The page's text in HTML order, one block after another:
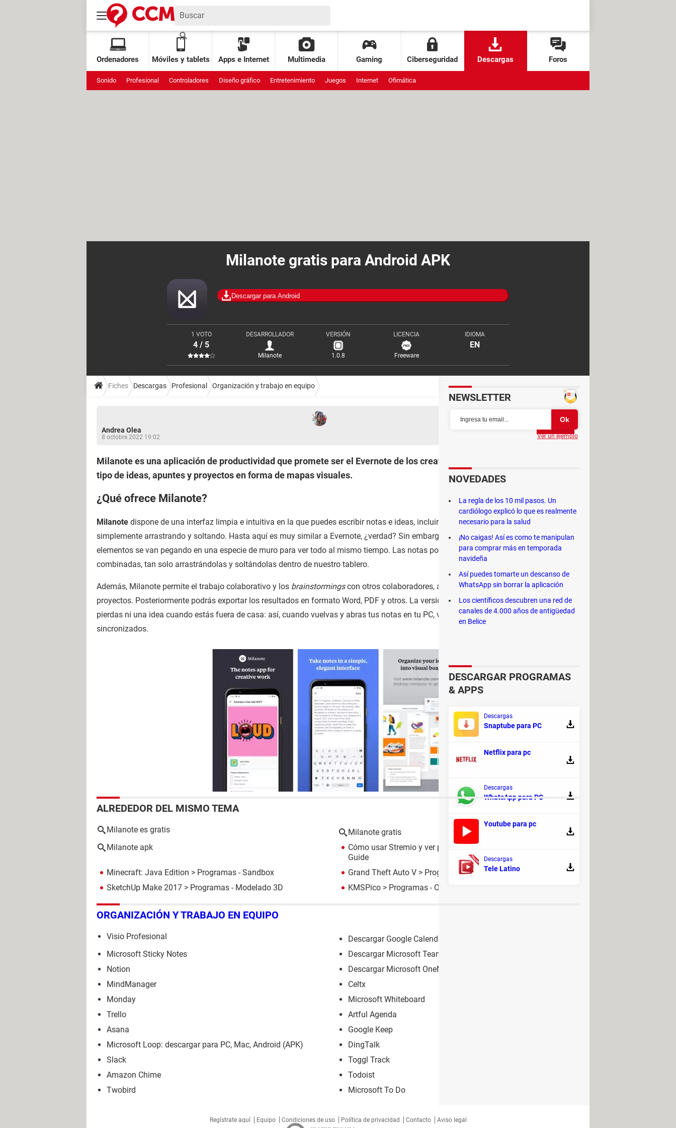
Ordenadores Móviles y tablets Apps e Internet Multimedia Gaming Ciberseguridad Descargas Foros
Sonido Profesional Controladores Diseño gráfico Entretenimiento Juegos Internet Ofimática
Milanote gratis para Android APK
Descargar para Android
1 VOTO
4 / 5
DESARROLLADOR
Milanote
VERSIÓN
1.0.8
LICENCIA
Freeware
IDIOMA
EN
Fiches Descargas Profesional Organización y trabajo en equipo
Andrea Olea
8 octobre 2022 19:02
Partager
Milanote es una aplicación de productividad que promete ser el Evernote de los creativos, ya que permite incluir todo
tipo de ideas, apuntes y proyectos en forma de mapas visuales.
¿Qué ofrece Milanote?
Milanote dispone de una interfaz limpia e intuitiva en la que puedes escribir notas e ideas, incluir enlaces, cargar imágenes, etc.,
simplemente arrastrando y soltando. Hasta aquí es muy similar a Evernote, ¿verdad? Sin embargo, la novedad radica en que todos esos
elementos se van pegando en una especie de muro para ver todo al mismo tiempo. Las notas podrán ser unidas, separadas o
combinadas, tan solo arrastrándolas y soltándolas dentro de nuestro tablero.
Además, Milanote permite el trabajo colaborativo y los brainstormingscon otros colaboradores, así como decidir quién ve qué
proyectos. Posteriormente podrás exportar los resultados en formato Word, PDF y otros. La versión app móvil está pensada para que no
pierdas ni una idea cuando estás fuera de casa: así, cuando vuelvas y abras tus notas en tu PC, verás todos los nuevos contenidos
sincronizados.
ALREDEDOR DEL MISMO TEMA
Milanote es gratis
Milanote gratis
Milanote apk
Cómo usar Stremio y ver películas gratis: en español, online
Guide
Minecraft: Java Edition > Programas - Sandbox Grand Theft Auto V > Programas - Acción y aventuras
SketchUp Make 2017 > Programas - Modelado 3D KMSPico > Programas - Otros
ORGANIZACIÓN Y TRABAJO EN EQUIPO
Visio Profesional
Descargar Google Calendar: PC / iOS / Android (APK)
Microsoft Sticky Notes
Descargar Microsoft Teams: PC, Mac, Android (APK)
Notion
Descargar Microsoft OneNote: PC, Mac, Android (APK)
MindManager
Celtx
Monday
Microsoft Whiteboard
Trello
Artful Agenda
Asana
Google Keep
Microsoft Loop: descargar para PC, Mac, Android (APK)
DingTalk
Slack
Toggl Track
Amazon Chime
Todoist
Twobird
Microsoft To Do
NEWSLETTER
Ver un ejemplo
NOVEDADES
La regla de los 10 mil pasos. Un
cardiólogo explicó lo que es realmente
necesario para la salud
¡No caigas! Así es como te manipulan
para comprar más en temporada
navideña
Así puedes tomarte un descanso de
WhatsApp sin borrar la aplicación
Los científicos descubren una red de
canales de 4.000 años de antigüedad
en Belice
DESCARGAR PROGRAMAS
& APPS
Descargas
Snaptube para PC
Netflix para pc
Descargas
WhatsApp para PC
Youtube para pc
Descargas
Tele Latino
Regístrate aquí Equipo Condiciones de uso Política de privacidad Contacto Aviso legal